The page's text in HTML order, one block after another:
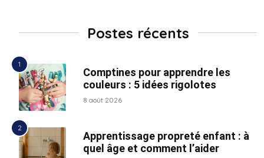
Postes récents
Comptines pour apprendre les
couleurs : 5 idées rigolotes
8 août 2026
Apprentissage propreté enfant : à
quel âge et comment l’aider